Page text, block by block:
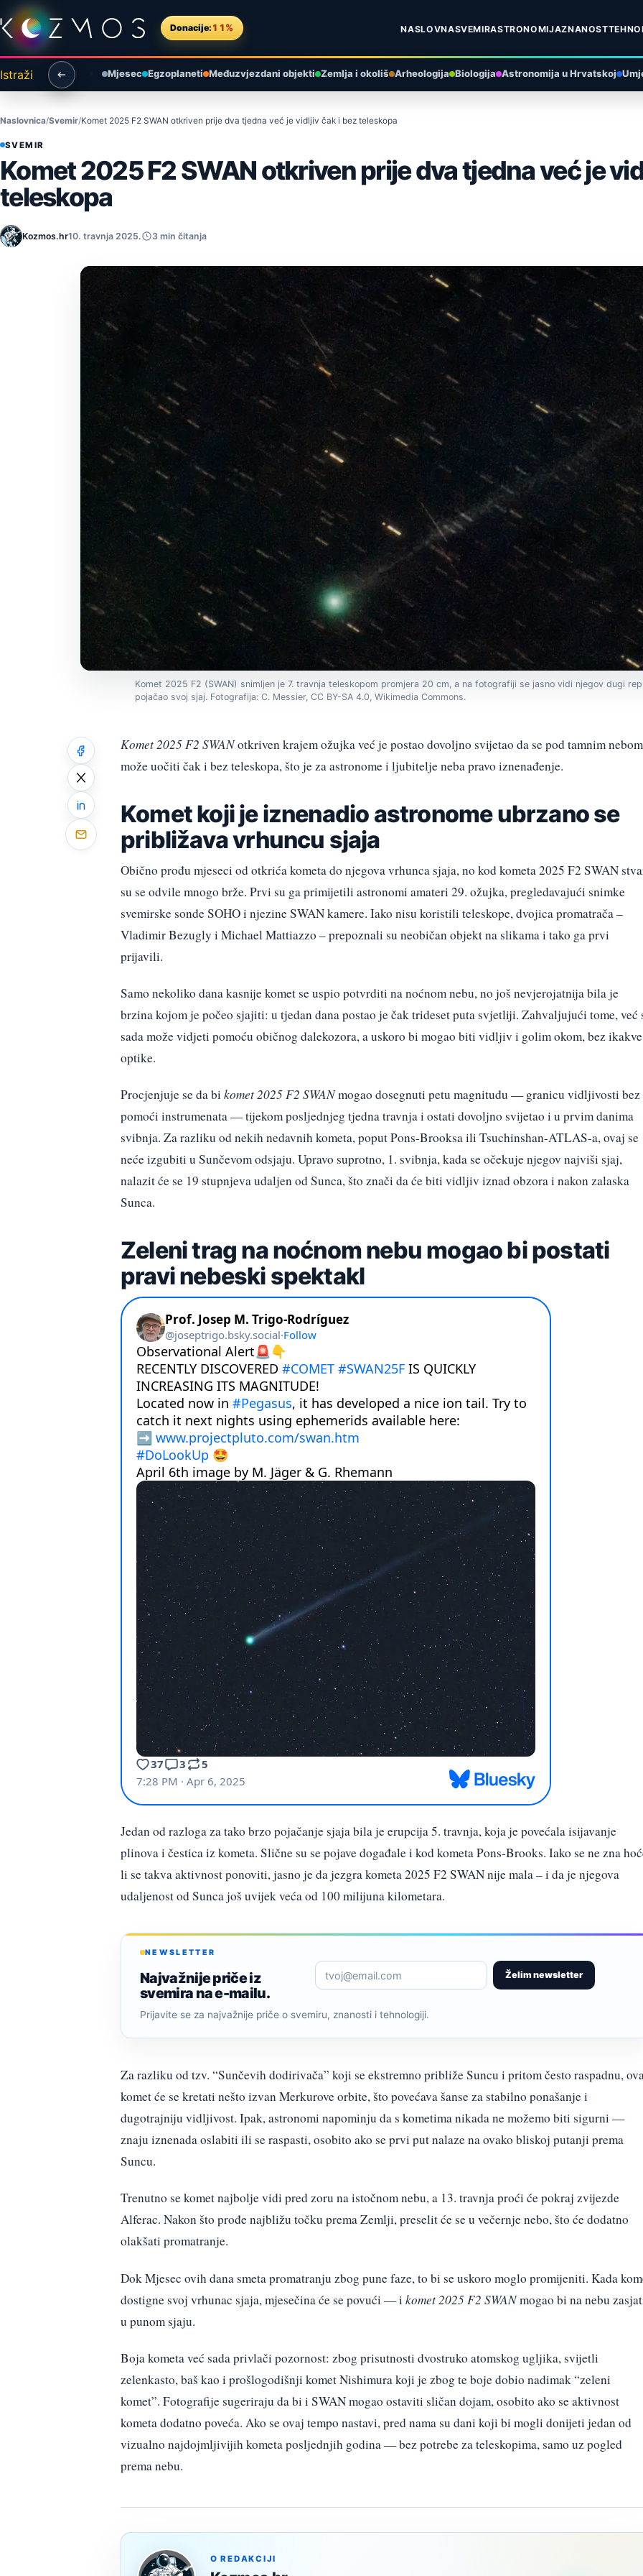
Preskoči na sadržaj
Donacije: 11% NASLOVNASVEMIRASTRONOMIJAZNANOST
Istraži Mjesec Egzoplaneti Međuzvjezdani objekti Zemlja i okoliš Arheologija Biologija Astronomija u Hrvatskoj
Naslovnica Svemir Komet 2025 F2 SWAN otkriven prije dva tjedna već je vidljiv čak i bez teleskopa
SVEMIR
Komet 2025 F2 SWAN otkriven prije dva tjedna već je
teleskopa
Kozmos.hr10. travnja 2025. 3 min čitanja
Komet 2025 F2 (SWAN) snimljen je 7. travnja teleskopom promjera 20 cm, a na fotografiji se jasno vidi njegov dugi
pojačao svoj sjaj. Fotografija: C. Messier, CC BY-SA 4.0, Wikimedia Commons.
Komet 2025 F2 SWANotkriven krajem ožujka već je postao dovoljno svijetao da se pod tamnim nebom
može uočiti čak i bez teleskopa, što je za astronome i ljubitelje neba pravo iznenađenje.
Komet koji je iznenadio astronome ubrzano se
približava vrhuncu sjaja
Obično prođu mjeseci od otkrića kometa do njegova vrhunca sjaja, no kod kometa 2025 F2 SWAN
su se odvile mnogo brže. Prvi su ga primijetili astronomi amateri 29. ožujka, pregledavajući snimke
svemirske sonde SOHO i njezine SWAN kamere. Iako nisu koristili teleskope, dvojica promatrača –
Vladimir Bezugly i Michael Mattiazzo – prepoznali su neobičan objekt na slikama i tako ga prvi
prijavili.
Samo nekoliko dana kasnije komet se uspio potvrditi na noćnom nebu, no još nevjerojatnija bila je
brzina kojom je počeo sjajiti: u tjedan dana postao je čak trideset puta svjetliji. Zahvaljujući tome, već
sada može vidjeti pomoću običnog dalekozora, a uskoro bi mogao biti vidljiv i golim okom, bez ikakve
optike.
Procjenjuje se da bi komet 2025 F2 SWANmogao dosegnuti petu magnitudu — granicu vidljivosti bez
pomoći instrumenata — tijekom posljednjeg tjedna travnja i ostati dovoljno svijetao i u prvim danima
svibnja. Za razliku od nekih nedavnih kometa, poput Pons-Brooksa ili Tsuchinshan-ATLAS-a, ovaj se
neće izgubiti u Sunčevom odsjaju. Upravo suprotno, 1. svibnja, kada se očekuje njegov najviši sjaj,
nalazit će se 19 stupnjeva udaljen od Sunca, što znači da će biti vidljiv iznad obzora i nakon zalaska
Sunca.
Zeleni trag na noćnom nebu mogao bi postati
pravi nebeski spektakl
Jedan od razloga za tako brzo pojačanje sjaja bila je erupcija 5. travnja, koja je povećala isijavanje
plinova i čestica iz kometa. Slične su se pojave događale i kod kometa Pons-Brooks. Iako se ne zna
li se takva aktivnost ponoviti, jasno je da jezgra kometa 2025 F2 SWAN nije mala – i da je njegova
udaljenost od Sunca još uvijek veća od 100 milijuna kilometara.
NEWSLETTER
Najvažnije priče iz
svemira na e-mailu.
Želim newsletter
Prijavite se za najvažnije priče o svemiru, znanosti i tehnologiji.
Za razliku od tzv. “Sunčevih dodirivača” koji se ekstremno približe Suncu i pritom često raspadnu,
komet će se kretati nešto izvan Merkurove orbite, što povećava šanse za stabilno ponašanje i
dugotrajniju vidljivost. Ipak, astronomi napominju da s kometima nikada ne možemo biti sigurni —
znaju iznenada oslabiti ili se raspasti, osobito ako se prvi put nalaze na ovako bliskoj putanji prema
Suncu.
Trenutno se komet najbolje vidi pred zoru na istočnom nebu, a 13. travnja proći će pokraj zvijezde
Alferac. Nakon što prođe najbližu točku prema Zemlji, preselit će se u večernje nebo, što će dodatno
olakšati promatranje.
Dok Mjesec ovih dana smeta promatranju zbog pune faze, to bi se uskoro moglo promijeniti. Kada
dostigne svoj vrhunac sjaja, mjesečina će se povući — i komet 2025 F2 SWANmogao bi na nebu
u punom sjaju.
Boja kometa već sada privlači pozornost: zbog prisutnosti dvostruko atomskog ugljika, svijetli
zelenkasto, baš kao i prošlogodišnji komet Nishimura koji je zbog te boje dobio nadimak “zeleni
komet”. Fotografije sugeriraju da bi i SWAN mogao ostaviti sličan dojam, osobito ako se aktivnost
kometa dodatno poveća. Ako se ovaj tempo nastavi, pred nama su dani koji bi mogli donijeti jedan od
vizualno najdojmljivijih kometa posljednjih godina — bez potrebe za teleskopima, samo uz pogled
prema nebu.
O REDAKCIJI